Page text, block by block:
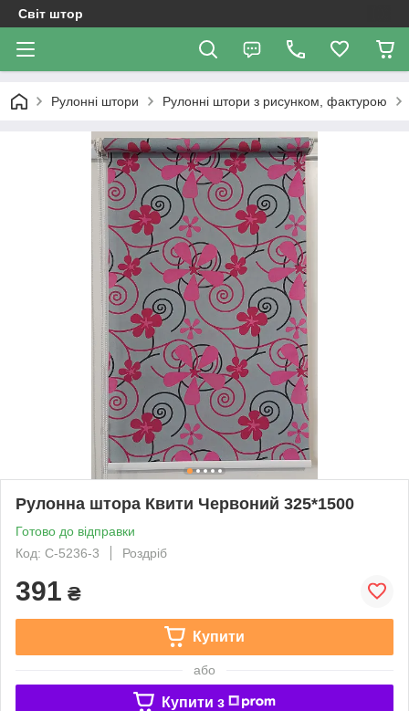
Світ штор
Рулонні штори Рулонні штори з рисунком, фактурою
Рулонна штора Квити Червоний 325*1500
Готово до відправки
Код: С-5236-3
Роздріб
391 ₴
Купити
або
Купити з